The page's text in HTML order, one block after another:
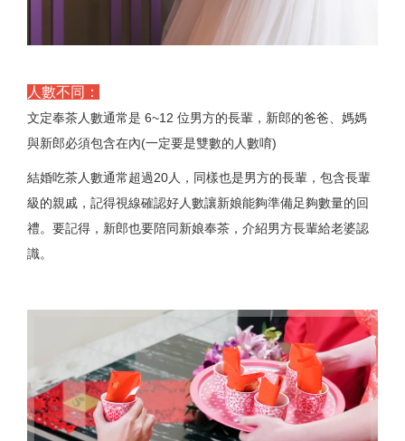
人數不同：
文定奉茶人數通常是 6~12 位男方的長輩，新郎的爸爸、媽媽
與新郎必須包含在內(一定要是雙數的人數唷)
結婚吃茶人數通常超過20人，同樣也是男方的長輩，包含長輩
級的親戚，記得視線確認好人數讓新娘能夠準備足夠數量的回
禮。要記得，新郎也要陪同新娘奉茶，介紹男方長輩給老婆認
識。